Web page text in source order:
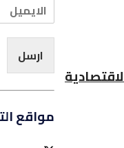
ارسل
مواقع